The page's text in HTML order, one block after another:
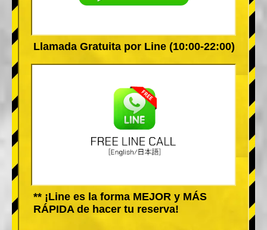
Llamada Gratuita por Line (10:00-22:00)
** ¡Line es la forma MEJOR y MÁS
RÁPIDA de hacer tu reserva!